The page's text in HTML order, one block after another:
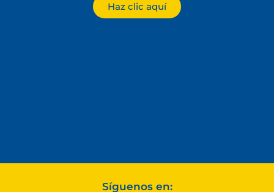
Haz clic aquí
Síguenos en: